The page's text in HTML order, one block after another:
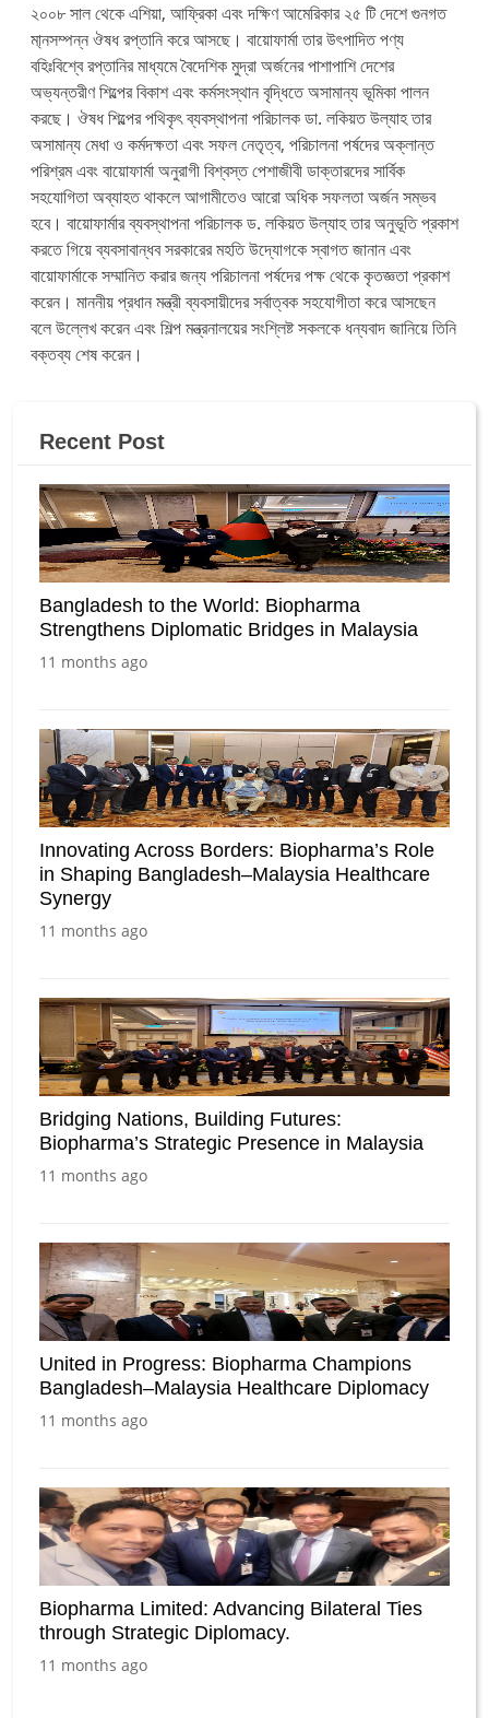
২০০৮ সাল থেকে এশিয়া, আফ্রিকা এবং দক্ষিণ আমেরিকার ২৫ টি দেশে গুনগত
মা্নসম্পন্ন ঔষধ রপ্তানি করে আসছে। বায়োফার্মা তার উৎপাদিত পণ্য
বহিঃবিশ্বে রপ্তানির মাধ্যমে বৈদেশিক মুদ্রা অর্জনের পাশাপাশি দেশের
অভ্যন্তরীণ শিল্পের বিকাশ এবং কর্মসংস্থান বৃদ্ধিতে অসামান্য ভূমিকা পালন
করছে। ঔষধ শিল্পের পথিকৃৎ ব্যবস্থাপনা পরিচালক ডা. লকিয়ত উল্যাহ তার
অসামান্য মেধা ও কর্মদক্ষতা এবং সফল নেতৃত্ব, পরিচালনা পর্ষদের অক্লান্ত
পরিশ্রম এবং বায়োফার্মা অনুরাগী বিশ্বস্ত পেশাজীবী ডাক্তারদের সার্বিক
সহযোগিতা অব্যাহত থাকলে আগামীতেও আরো অধিক সফলতা অর্জন সম্ভব
হবে। বায়োফার্মার ব্যবস্থাপনা পরিচালক ড. লকিয়ত উল্যাহ তার অনুভূতি প্রকাশ
করতে গিয়ে ব্যবসাবান্ধব সরকারের মহতি উদ্যোগকে স্বাগত জানান এবং
বায়োফার্মাকে সম্মানিত করার জন্য পরিচালনা পর্ষদের পক্ষ থেকে কৃতজ্ঞতা প্রকাশ
করেন। মাননীয় প্রধান মন্ত্রী ব্যবসায়ীদের সর্বাত্বক সহযোগীতা করে আসছেন
বলে উল্লেখ করেন এবং শিল্প মন্ত্রনালয়ের সংশ্লিষ্ট সকলকে ধন্যবাদ জানিয়ে তিনি
বক্তব্য শেষ করেন।
Recent Post
Bangladesh to the World: Biopharma
Strengthens Diplomatic Bridges in Malaysia
11 months ago
Innovating Across Borders: Biopharma’s Role
in Shaping Bangladesh–Malaysia Healthcare
Synergy
11 months ago
Bridging Nations, Building Futures:
Biopharma’s Strategic Presence in Malaysia
11 months ago
United in Progress: Biopharma Champions
Bangladesh–Malaysia Healthcare Diplomacy
11 months ago
Biopharma Limited: Advancing Bilateral Ties
through Strategic Diplomacy.
11 months ago